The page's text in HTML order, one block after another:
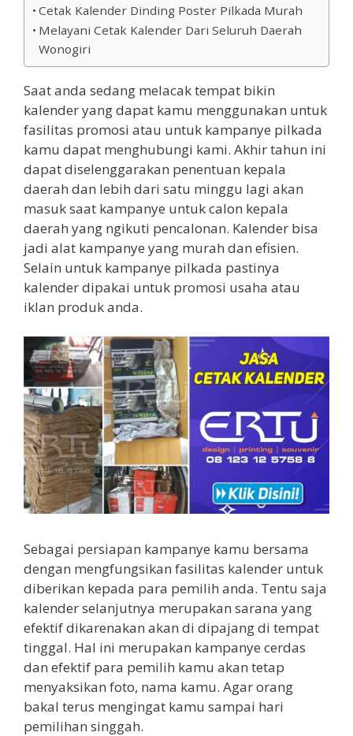
Cetak Kalender Dinding Poster Pilkada Murah
Melayani Cetak Kalender Dari Seluruh Daerah
Wonogiri
Saat anda sedang melacak tempat bikin
kalender yang dapat kamu menggunakan untuk
fasilitas promosi atau untuk kampanye pilkada
kamu dapat menghubungi kami. Akhir tahun ini
dapat diselenggarakan penentuan kepala
daerah dan lebih dari satu minggu lagi akan
masuk saat kampanye untuk calon kepala
daerah yang ngikuti pencalonan. Kalender bisa
jadi alat kampanye yang murah dan efisien.
Selain untuk kampanye pilkada pastinya
kalender dipakai untuk promosi usaha atau
iklan produk anda.
Sebagai persiapan kampanye kamu bersama
dengan mengfungsikan fasilitas kalender untuk
diberikan kepada para pemilih anda. Tentu saja
kalender selanjutnya merupakan sarana yang
efektif dikarenakan akan di dipajang di tempat
tinggal. Hal ini merupakan kampanye cerdas
dan efektif para pemilih kamu akan tetap
menyaksikan foto, nama kamu. Agar orang
bakal terus mengingat kamu sampai hari
pemilihan singgah.